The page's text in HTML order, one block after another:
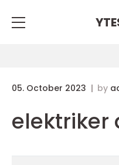
05. October 2023 by